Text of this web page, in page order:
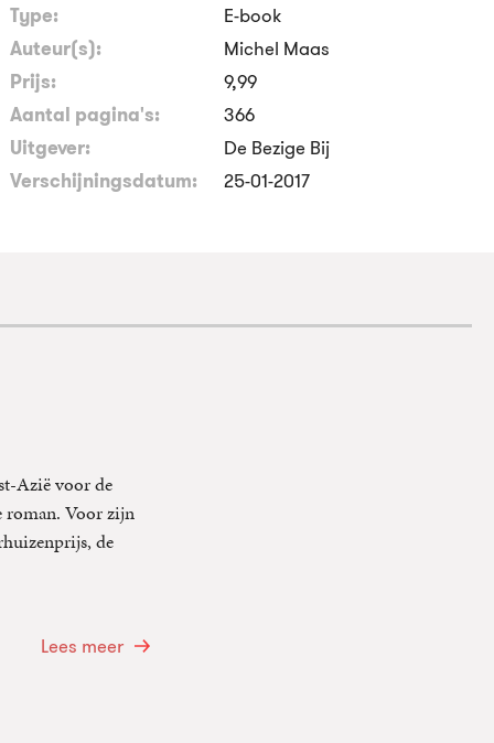
Type:
E-book
Auteur(s):
Michel Maas
Prijs:
9,99
Aantal pagina's:
366
Uitgever:
De Bezige Bij
Verschijningsdatum:
25-01-2017
Azië voor de
roman. Voor zijn
de
Lees meer